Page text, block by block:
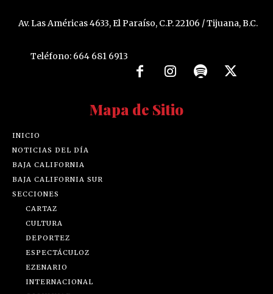
Av. Las Américas 4633, El Paraíso, C.P. 22106 / Tijuana, B.C.
Teléfono: 664 681 6913
Mapa de Sitio
INICIO
NOTICIAS DEL DÍA
BAJA CALIFORNIA
BAJA CALIFORNIA SUR
SECCIONES
CARTAZ
CULTURA
DEPORTEZ
ESPECTÁCULOZ
EZENARIO
INTERNACIONAL